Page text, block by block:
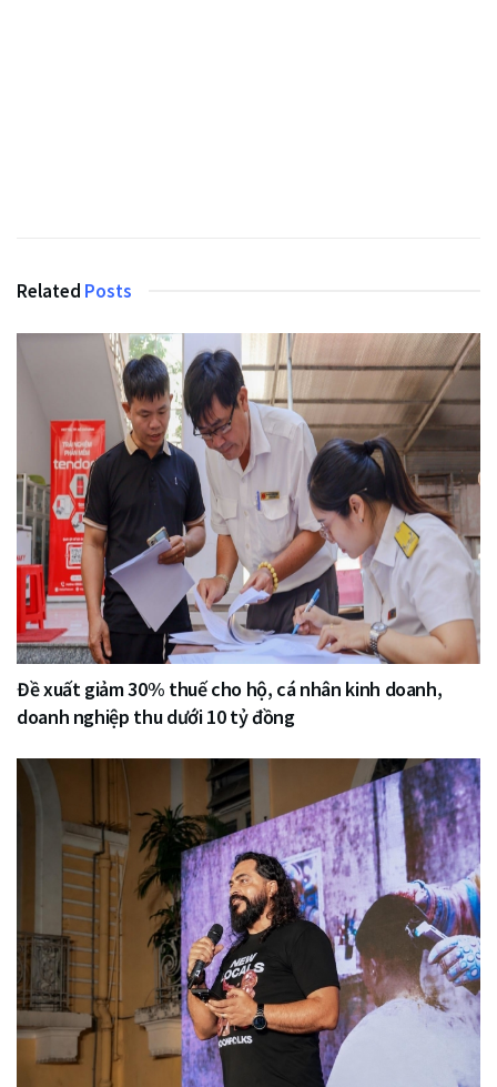
Related Posts
Đề xuất giảm 30% thuế cho hộ, cá nhân kinh doanh,
doanh nghiệp thu dưới 10 tỷ đồng